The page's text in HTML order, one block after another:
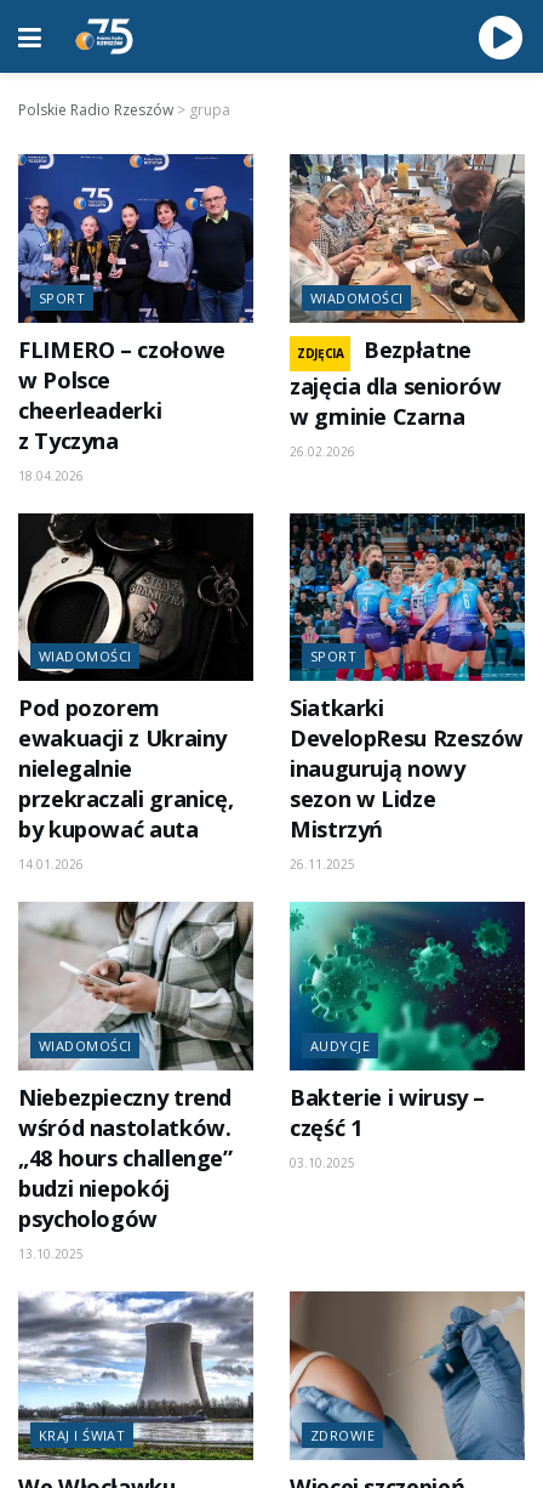
Polskie Radio Rzeszów > grupa
SPORT
FLIMERO – czołowe
w Polsce
cheerleaderki
z Tyczyna
18.04.2026
WIADOMOŚCI
ZDJĘCIA
Bezpłatne
zajęcia dla seniorów
w gminie Czarna
26.02.2026
WIADOMOŚCI
Pod pozorem
ewakuacji z Ukrainy
nielegalnie
przekraczali granicę,
by kupować auta
14.01.2026
SPORT
Siatkarki
DevelopResu Rzeszów
inaugurują nowy
sezon w Lidze
Mistrzyń
26.11.2025
WIADOMOŚCI
Niebezpieczny trend
wśród nastolatków.
„48 hours challenge”
budzi niepokój
psychologów
13.10.2025
AUDYCJE
Bakterie i wirusy –
część 1
03.10.2025
KRAJ I ŚWIAT ZDROWIE